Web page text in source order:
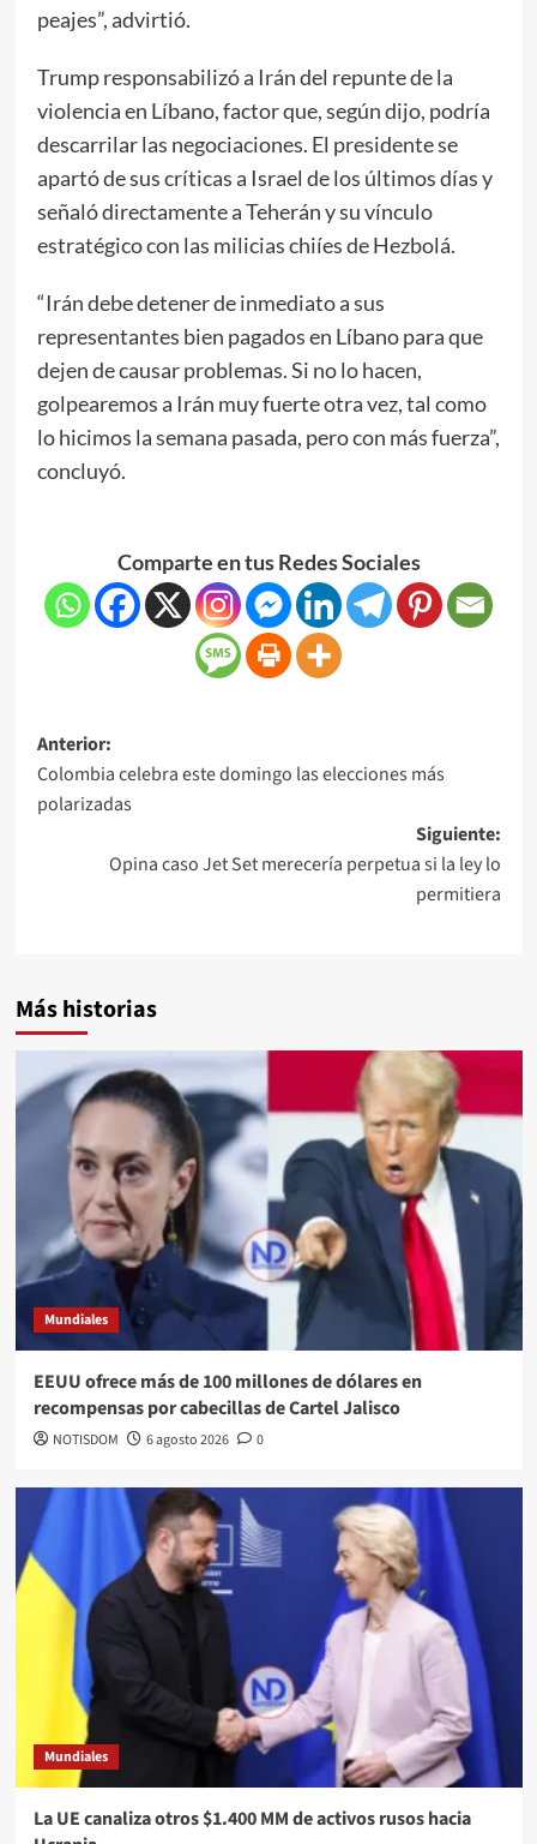
peajes”, advirtió.
Trump responsabilizó a Irán del repunte de la
violencia en Líbano, factor que, según dijo, podría
descarrilar las negociaciones. El presidente se
apartó de sus críticas a Israel de los últimos días y
señaló directamente a Teherán y su vínculo
estratégico con las milicias chiíes de Hezbolá.
“Irán debe detener de inmediato a sus
representantes bien pagados en Líbano para que
dejen de causar problemas. Si no lo hacen,
golpearemos a Irán muy fuerte otra vez, tal como
lo hicimos la semana pasada, pero con más fuerza”,
concluyó.
Comparte en tus Redes Sociales
Anterior:
Colombia celebra este domingo las elecciones más
polarizadas
Siguiente:
Opina caso Jet Set merecería perpetua si la ley lo
permitiera
Más historias
Mundiales
EEUU ofrece más de 100 millones de dólares en
recompensas por cabecillas de Cartel Jalisco
NOTISDOM 6 agosto 2026 0
Mundiales
La UE canaliza otros $1.400 MM de activos rusos hacia